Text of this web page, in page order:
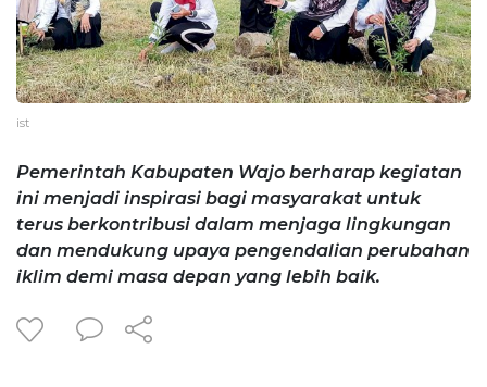
ist
Pemerintah Kabupaten Wajo berharap kegiatan
ini menjadi inspirasi bagi masyarakat untuk
terus berkontribusi dalam menjaga lingkungan
dan mendukung upaya pengendalian perubahan
iklim demi masa depan yang lebih baik.